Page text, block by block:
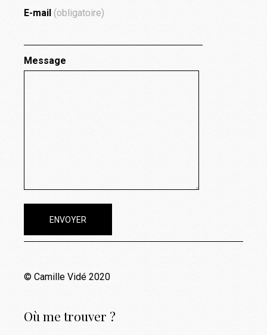
E-mail (obligatoire)
Message
© Camille Vidé 2020
Où me trouver ?